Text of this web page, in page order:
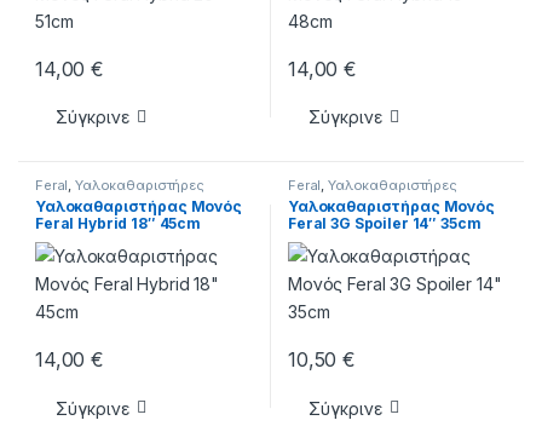
14,00€
Σύγκρινε
14,00€
Σύγκρινε
Feral ,Υαλοκαθαριστήρες
Υαλοκαθαριστήρας Μονός
Feral Hybrid 18″ 45cm
14,00€
Σύγκρινε
Feral ,Υαλοκαθαριστήρες
Υαλοκαθαριστήρας Μονός
Feral 3G Spoiler 14″ 35cm
10,50€
Σύγκρινε